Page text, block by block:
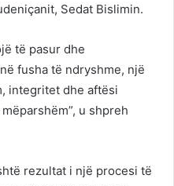
Sedat Bislimin.
të pasur dhe
fusha të ndryshme, një
integritet dhe aftësi
u shpreh
rezultat i një procesi të